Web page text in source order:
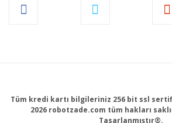
Tüm kredi kartı bilgileriniz 256 bit ssl
2026 robotzade.com tüm hakları
Tasarlanmıştır®.